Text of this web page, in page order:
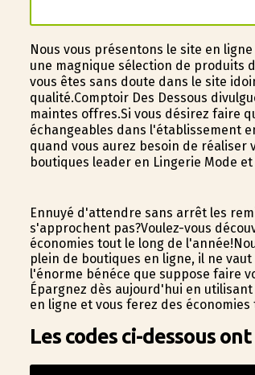
Nous vous présentons le site en ligne
une magnifique sélection de produits
vous êtes sans doute dans le site
qualité.Comptoir Des Dessous
maintes offres.Si vous désirez faire
échangeables dans l'établissement
quand vous aurez besoin de réaliser
boutiques leader en Lingerie Mode et
Ennuyé d'attendre sans arrêt les
s'approchent pas?Voulez-vous
économies tout le long de
plein de boutiques en ligne, il ne
l'énorme bénéfice que suppose faire
Épargnez dès aujourd'hui en
en ligne et vous ferez des
Les codes ci-dessous